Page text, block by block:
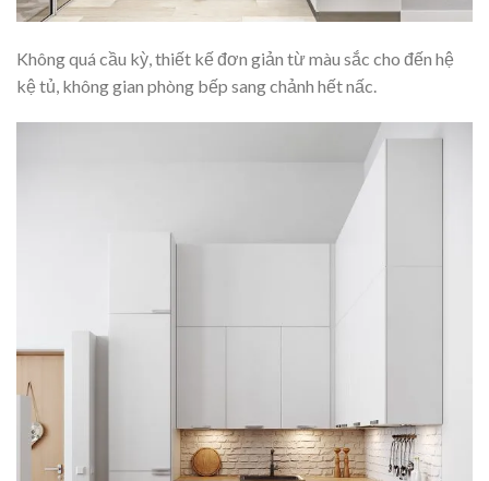
Không quá cầu kỳ, thiết kế đơn giản từ màu sắc cho đến hệ
kệ tủ, không gian phòng bếp sang chảnh hết nấc.